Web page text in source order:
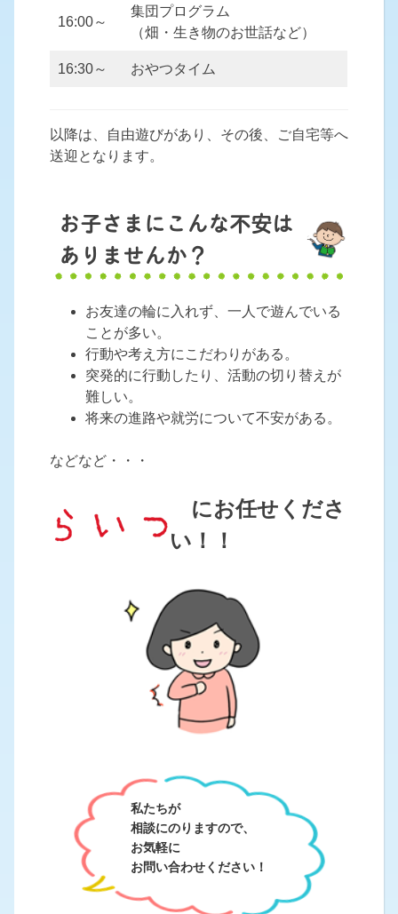
16:00～
集団プログラム
（畑・生き物のお世話など）
16:30～ おやつタイム
以降は、自由遊びがあり、その後、ご自宅等へ
送迎となります。
お子さまにこんな不安は
ありませんか？
お友達の輪に入れず、一人で遊んでいる
ことが多い。
行動や考え方にこだわりがある。
突発的に行動したり、活動の切り替えが
難しい。
将来の進路や就労について不安がある。
などなど・・・
にお任せくださ
い！！
私たちが
相談にのりますので、
お気軽に
お問い合わせください！